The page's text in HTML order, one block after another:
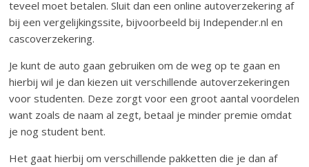
teveel moet betalen. Sluit dan een online autoverzekering af
bij een vergelijkingssite, bijvoorbeeld bij Independer.nl en
cascoverzekering.
Je kunt de auto gaan gebruiken om de weg op te gaan en
hierbij wil je dan kiezen uit verschillende autoverzekeringen
voor studenten. Deze zorgt voor een groot aantal voordelen
want zoals de naam al zegt, betaal je minder premie omdat
je nog student bent.
Het gaat hierbij om verschillende pakketten die je dan af